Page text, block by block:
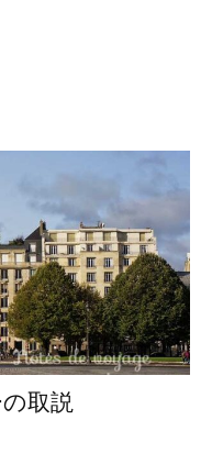
取説